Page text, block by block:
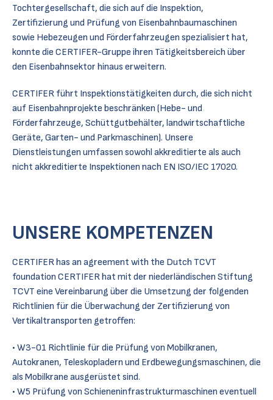
Tochtergesellschaft, die sich auf die Inspektion,
Zertifizierung und Prüfung von Eisenbahnbaumaschinen
sowie Hebezeugen und Förderfahrzeugen spezialisiert hat,
konnte die CERTIFER-Gruppe ihren Tätigkeitsbereich über
den Eisenbahnsektor hinaus erweitern.
CERTIFER führt Inspektionstätigkeiten durch, die sich nicht
auf Eisenbahnprojekte beschränken (Hebe- und
Förderfahrzeuge, Schüttgutbehälter, landwirtschaftliche
Geräte, Garten- und Parkmaschinen). Unsere
Dienstleistungen umfassen sowohl akkreditierte als auch
nicht akkreditierte Inspektionen nach EN ISO/IEC 17020.
UNSERE KOMPETENZEN
CERTIFER has an agreement with the Dutch TCVT
foundation CERTIFER hat mit der niederländischen Stiftung
TCVT eine Vereinbarung über die Umsetzung der folgenden
Richtlinien für die Überwachung der Zertifizierung von
Vertikaltransporten getroffen:
W3-01 Richtlinie für die Prüfung von Mobilkranen,
Autokranen, Teleskopladern und Erdbewegungsmaschinen, die
als Mobilkrane ausgerüstet sind.
W5 Prüfung von Schieneninfrastrukturmaschinen eventuell